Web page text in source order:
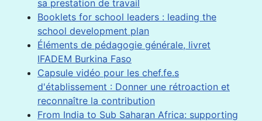
sa prestation de travail
Booklets for school leaders : leading the
school development plan
Éléments de pédagogie générale, livret
IFADEM Burkina Faso
Capsule vidéo pour les chef.fe.s
d'établissement : Donner une rétroaction et
reconnaître la contribution
From India to Sub Saharan Africa: supporting